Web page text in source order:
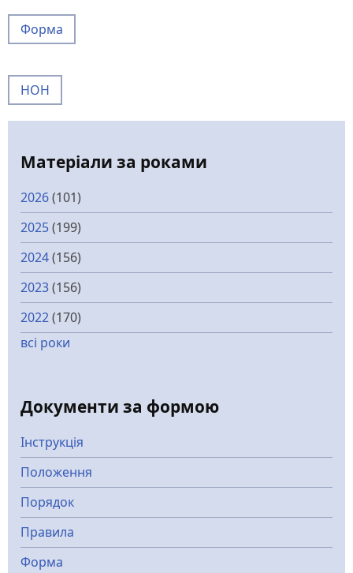
Форма
НОН
Матеріали за роками
2026(101)
2025(199)
2024(156)
2023(156)
2022(170)
всі роки
Документи за формою
Інструкція
Положення
Порядок
Правила
Форма